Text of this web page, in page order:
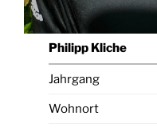
Philipp Kliche
Jahrgang
Wohnort